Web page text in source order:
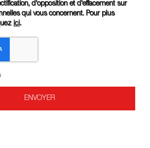
d'opposition et d'effacement sur
qui vous concernent. Pour plus
ici.